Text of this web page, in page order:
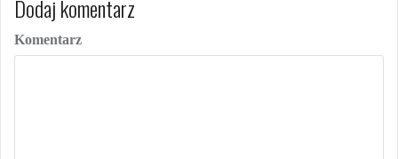
Dodaj komentarz
Komentarz